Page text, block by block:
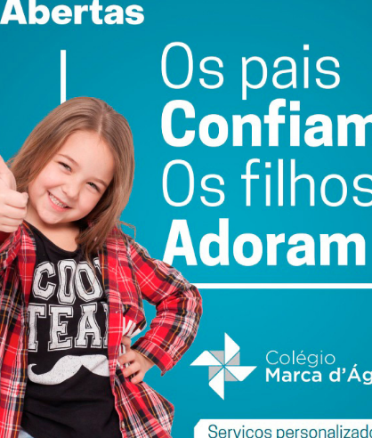
Prova disso é que, apenas entre janeiro e abril
informais em sessões de formação promovidas
CUI(DAR), a principal bandeira do município nesta
equipas multidisciplinares que asseguram:
emocional de quem cuida.
já tinham valilado ao Município de Paredes a
que Cuidam dos Cuidadores Informais (RACCI).
institucional
pela equipa do Estatuto do Cuidador
por Clara Pereira, assistente social do Instituto da